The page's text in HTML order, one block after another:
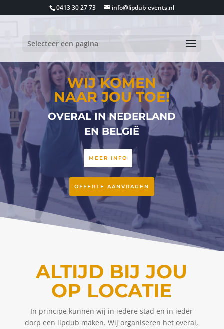
0413 30 27 73 info@lipdub-events.nl
Selecteer een pagina
WIJ KOMEN
NAAR JOU TOE!
OVERAL IN NEDERLAND
EN BELGIË
MEER INFO
OFFERTE AANVRAGEN
ALTIJD BIJ JOU
OP LOCATIE
In principe kunnen wij in iedere stad en in ieder
dorp een lipdub maken. Wij organiseren het overal,